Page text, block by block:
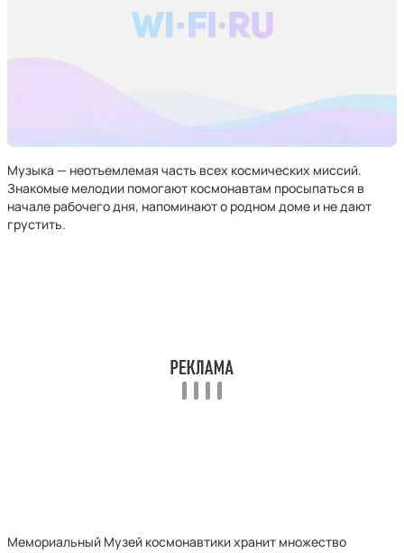
Музыка — неотъемлемая часть всех космических миссий.
Знакомые мелодии помогают космонавтам просыпаться в
начале рабочего дня, напоминают о родном доме и не дают
грустить.
Мемориальный Музей космонавтики хранит множество